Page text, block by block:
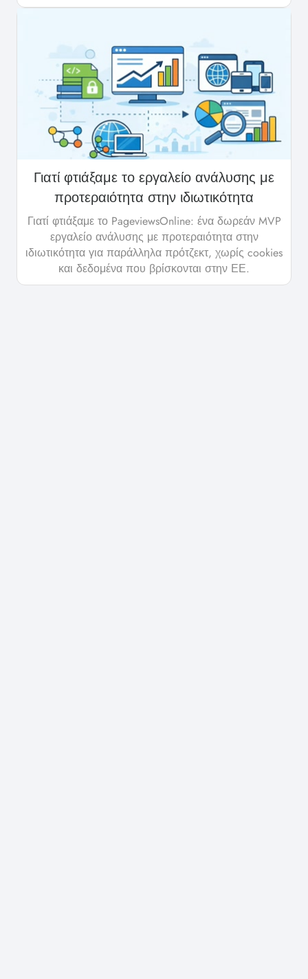
Γιατί φτιάξαμε το εργαλείο ανάλυσης με
προτεραιότητα στην ιδιωτικότητα
Γιατί φτιάξαμε το PageviewsOnline: ένα δωρεάν MVP
εργαλείο ανάλυσης με προτεραιότητα στην
ιδιωτικότητα για παράλληλα πρότζεκτ, χωρίς cookies
και δεδομένα που βρίσκονται στην ΕΕ.